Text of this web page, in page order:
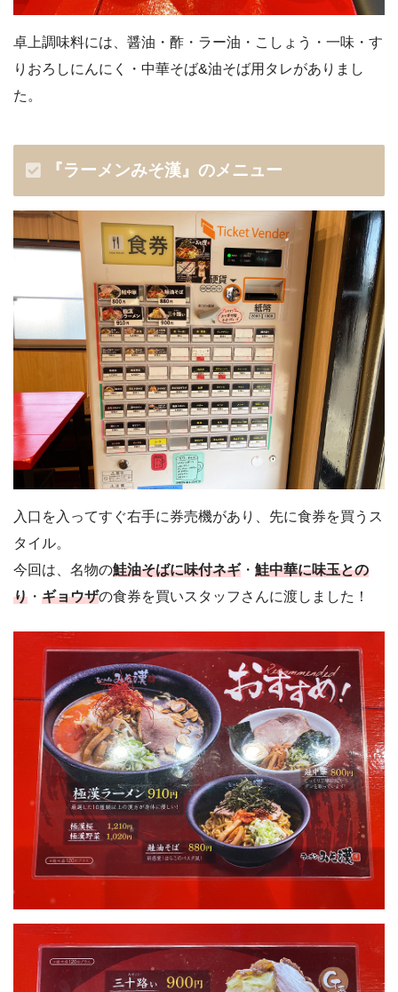
卓上調味料には、醤油・酢・ラー油・こしょう・一味・す
りおろしにんにく・中華そば&油そば用タレがありまし
た。
『ラーメンみそ漢』のメニュー
入口を入ってすぐ右手に券売機があり、先に食券を買うス
タイル。
今回は、名物の鮭油そばに味付ネギ・ 鮭中華に味玉との
り ・ ギョウザの食券を買いスタッフさんに渡しました！